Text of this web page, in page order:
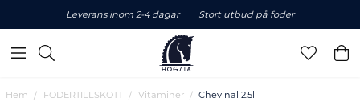
Leverans inom 2-4 dagar Stort utbud på foder
Hem FODERTILLSKOTT Vitaminer Chevinal 2.5l